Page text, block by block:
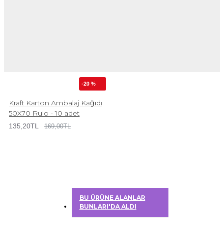
-20 %
Kraft Karton Ambalaj Kağıdı
50X70 Rulo - 10 adet
135,20TL 169,00TL
BU ÜRÜNE ALANLAR
BUNLARI'DA ALDI